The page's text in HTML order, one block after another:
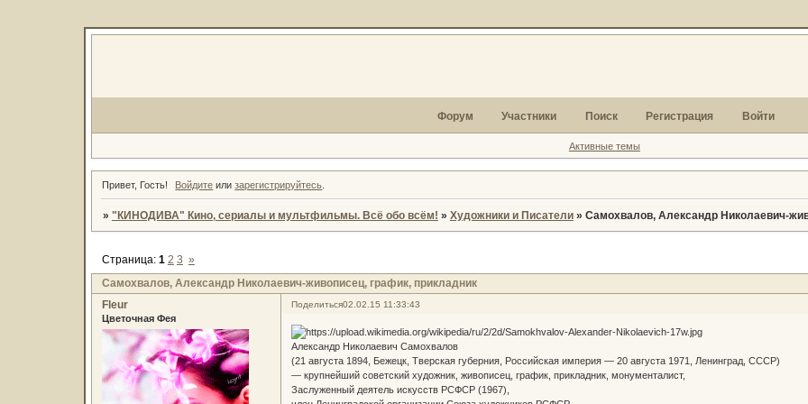
Форум Участники Поиск Регистрация Войти
Активные темы
Привет, Гость! Войдите илизарегистрируйтесь
» "КИНОДИВА" Кино, сериалы и мультфильмы. Всё обо всём! » Художники и Писатели » Самохвалов, Александр Николаевич-
Самохвалов, Александр Николаевич-живописец, график, прикладник
Страница: 1 2 3 »
Поделиться02.02.15 11:33:43
Fleur
Цветочная Фея
Александр Николаевич Самохвалов
(21 августа 1894, Бежецк, Тверская губерния, Российская империя — 20 августа 1971, Ленинград, СССР)
— крупнейший советский художник, живописец, график, прикладник, монументалист,
Заслуженный деятель искусств РСФСР (1967),